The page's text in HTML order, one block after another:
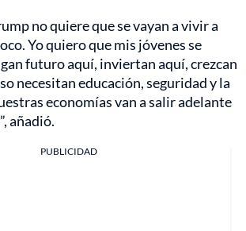
no quiere que se vayan a vivir a
Yo quiero que mis jóvenes se
futuro aquí, inviertan aquí, crezcan
necesitan educación, seguridad y la
economías van a salir adelante
añadió.
PUBLICIDAD